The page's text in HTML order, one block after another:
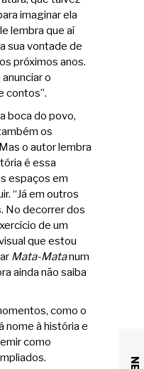
imaginar ela
lembra que aí
sua vontade de
próximos anos.
o
contos”.
boca do povo,
os
o autor lembra
é essa
espaços em
“Já em outros
No decorrer dos
de um
que estou
Mata-Matanum
ainda não saiba
como o
nome à história e
como